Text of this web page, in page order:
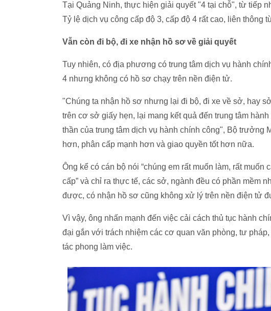
Tại Quảng Ninh, thực hiện giải quyết "4 tại chỗ", từ tiếp
Tỷ lệ dịch vụ công cấp độ 3, cấp độ 4 rất cao, liên thông
Vẫn còn đi bộ, đi xe nhận hồ sơ về giải quyết
Tuy nhiên, có địa phương có trung tâm dịch vụ hành
4 nhưng không có hồ sơ chạy trên nền điện tử.
"Chúng ta nhận hồ sơ nhưng lại đi bộ, đi xe về sở, hay
trên cơ sở giấy hẹn, lại mang kết quả đến trung tâm
thần của trung tâm dịch vụ hành chính công", Bộ trưởng
hơn, phân cấp mạnh hơn và giao quyền tốt hơn nữa.
Ông kể có cán bộ nói “chúng em rất muốn làm, rất
cấp” và chỉ ra thực tế, các sở, ngành đều có phần mềm
được, có nhận hồ sơ cũng không xử lý trên nền điện tử
Vì vậy, ông nhấn mạnh đến việc cải cách thủ tục hành
đại gắn với trách nhiệm các cơ quan văn phòng, tư
tác phong làm việc.